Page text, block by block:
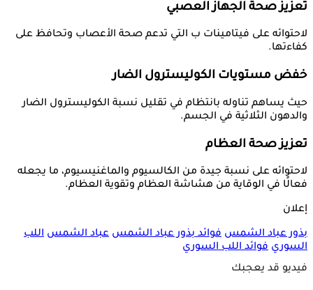
تعزيز صحة الجهاز العصبي
لاحتوائه على فيتامينات ب التي تدعم صحة الأعصاب وتحافظ على
كفاءتها.
خفض مستويات الكوليسترول الضار
حيث يساهم تناوله بانتظام في تقليل نسبة الكوليسترول الضار
والدهون الثلاثية في الجسم.
تعزيز صحة العظام
لاحتوائه على نسبة جيدة من الكالسيوم والماغنيسيوم، ما يجعله
فعالًا في الوقاية من هشاشة العظام وتقوية العظام.
إعلان
بذور عباد الشمس فوائد بذور عباد الشمس عباد الشمس اللب
السوري فوائد اللب السوري
فيديو قد يعجبك